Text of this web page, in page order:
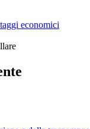
economici